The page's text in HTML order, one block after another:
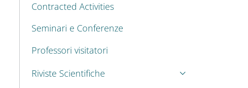
Contracted Activities
Seminari e Conferenze
Professori visitatori
Riviste Scientifiche